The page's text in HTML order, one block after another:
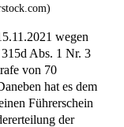
wegen
Abs. 1 Nr. 3
von 70
hat es dem
Führerschein
der